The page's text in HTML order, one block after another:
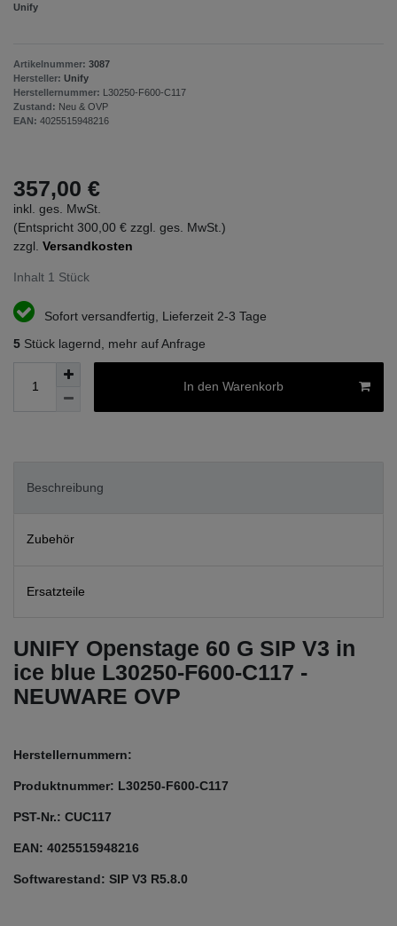
Unify
Artikelnummer: 3087
Hersteller: Unify
Herstellernummer: L30250-F600-C117
Zustand: Neu & OVP
EAN: 4025515948216
357,00 €
inkl. ges. MwSt.
(Entspricht 300,00 € zzgl. ges. MwSt.)
zzgl. Versandkosten
Inhalt 1 Stück
Sofort versandfertig, Lieferzeit 2-3 Tage
5 Stück lagernd, mehr auf Anfrage
In den Warenkorb
Beschreibung
Zubehör
Ersatzteile
UNIFY Openstage 60 G SIP V3 in
ice blue L30250-F600-C117 -
NEUWARE OVP
Herstellernummern:
Produktnummer: L30250-F600-C117
PST-Nr.: CUC117
EAN: 4025515948216
Softwarestand: SIP V3 R5.8.0